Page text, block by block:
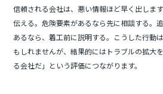
信頼される会社は、悪い情報ほど早く出しま
伝える。危険要素があるなら先に相談する。
あるなら、着工前に説明する。こうした行動
もしれませんが、結果的にはトラブルの拡大
る会社だ」という評価につながります。